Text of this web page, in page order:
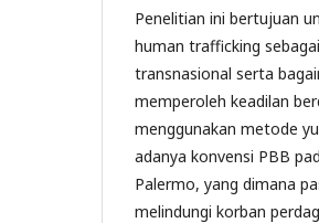
Penelitian ini bertujuan
human trafficking
transnasional serta
memperoleh keadilan
menggunakan metode
adanya konvensi PBB
Palermo, yang dimana
melindungi korban